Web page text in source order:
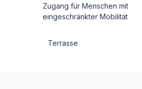
Zugang für Menschen mit
eingeschränkter Mobilität
Terrasse